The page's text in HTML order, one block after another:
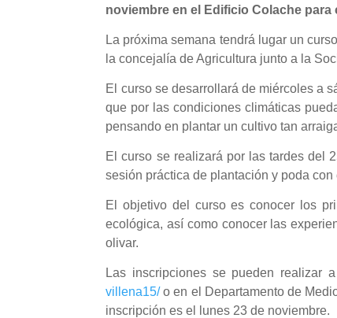
noviembre en el Edificio Colache
La próxima semana tendrá lugar un
la concejalía de Agricultura junto a la
El curso se desarrollará de miércoles a
que por las condiciones climáticas
pensando en plantar un cultivo tan
El curso se realizará por las tardes del
sesión práctica de plantación y poda
El objetivo del curso es conocer los
ecológica, así como conocer las
olivar.
Las inscripciones se pueden realizar
villena15/o en el Departamento de
inscripción es el lunes 23 de noviembre.